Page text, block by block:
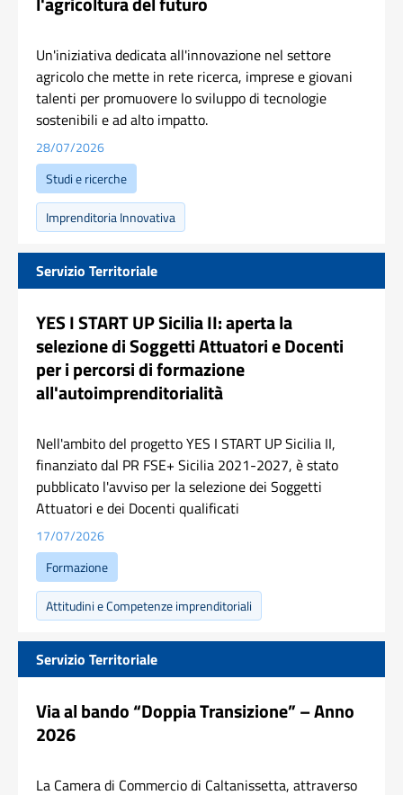
Un'iniziativa dedicata all'innovazione nel settore
agricolo che mette in rete ricerca, imprese e giovani
talenti per promuovere lo sviluppo di tecnologie
sostenibili e ad alto impatto.
28/07/2026
Studi e ricerche
Imprenditoria Innovativa
Servizio Territoriale
YES I START UP Sicilia II: aperta la
selezione di Soggetti Attuatori e Docenti
per i percorsi di formazione
all'autoimprenditorialità
Nell'ambito del progetto YES I START UP Sicilia II,
finanziato dal PR FSE+ Sicilia 2021-2027, è stato
pubblicato l'avviso per la selezione dei Soggetti
Attuatori e dei Docenti qualificati
17/07/2026
Formazione
Attitudini e Competenze imprenditoriali
Servizio Territoriale
Via al bando “Doppia Transizione” – Anno
2026
La Camera di Commercio di Caltanissetta, attraverso